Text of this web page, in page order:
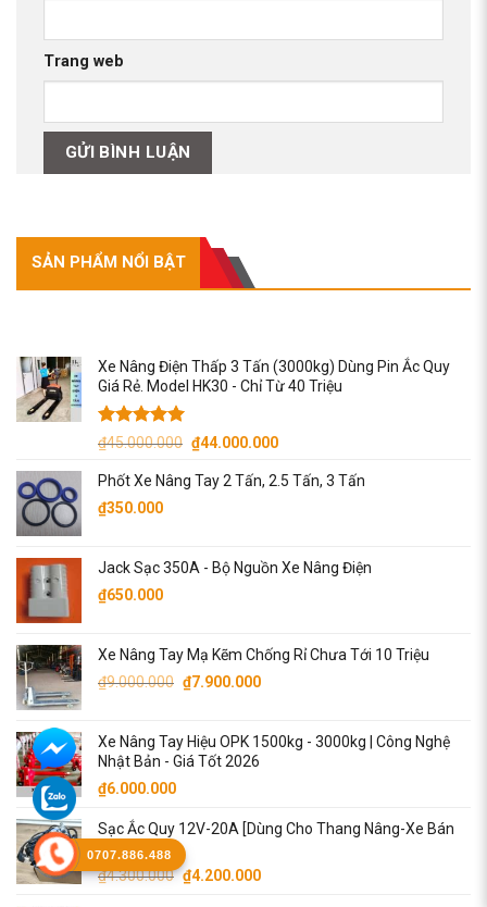
Trang web
SẢN PHẨM NỔI BẬT
Xe Nâng Điện Thấp 3 Tấn (3000kg) Dùng Pin Ắc Quy
Giá Rẻ. Model HK30 - Chỉ Từ 40 Triệu
Được xếp
5 sao
₫45.000.000 Giá
là:
₫44.000.000Giá
tại
Phốt Xe Nâng Tay 2 Tấn, 2.5 Tấn, 3 Tấn
₫350.000
Jack Sạc 350A - Bộ Nguồn Xe Nâng Điện
₫650.000
Xe Nâng Tay Mạ Kẽm Chống Rỉ Chưa Tới 10 Triệu
₫9.000.000 Giá
₫9.000.000.
₫7.900.000Giá
là:
Xe Nâng Tay Hiệu OPK 1500kg - 3000kg | Công Nghệ
Nhật Bản - Giá Tốt 2026
₫6.000.000
Sạc Ắc Quy 12V-20A [Dùng Cho Thang Nâng-Xe Bán
Tự Động]
₫4.300.000 Giá
₫4.200.000Giá
0707.886.488